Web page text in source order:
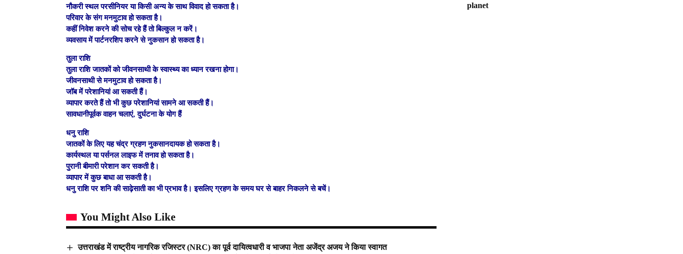
नौकरी स्‍थल परसीनियर या किसी अन्य के साथ विवाद हो सकता है।
परिवार के संग मनमुटाव हो सकता है।
कहीं निवेश करने की सोच रहे हैं तो बिल्कुल न करें।
व्‍यवसाय में पार्टनरशिप करने से नुकसान हो सकता है।
तुला राशि
तुला राशि जातकों को जीवनसाथी के स्वास्थ्य का ध्यान रखना होगा।
जीवनसाथी से मनमुटाव हो सकता है।
जॉब में परेशानियां आ सकती हैं।
व्यापार करते हैं तो भी कुछ परेशानियां सामने आ सकती हैं।
सावधानीपूर्वक वाहन चलाएं, दुर्घटना के योग हैं
धनु राशि
जातकों के लिए यह चंद्र ग्रहण नुकसानदायक हो सकता है।
कार्यस्थल या पर्सनल लाइफ में तनाव हो सकता है।
पुरानी बीमारी परेशान कर सकती है।
व्यापार में कुछ बाधा आ सकती है।
धनु राशि पर शनि की साढ़ेसाती का भी प्रभाव है। इसलिए ग्रहण के समय घर से बाहर निकलने से बचें।
You Might Also Like
उत्तराखंड में राष्ट्रीय नागरिक रजिस्टर (NRC) का पूर्व दायित्वधारी व भाजपा नेता अजेंद्र अजय ने किया स्वागत
planet